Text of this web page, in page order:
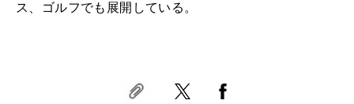
ス、ゴルフでも展開している。